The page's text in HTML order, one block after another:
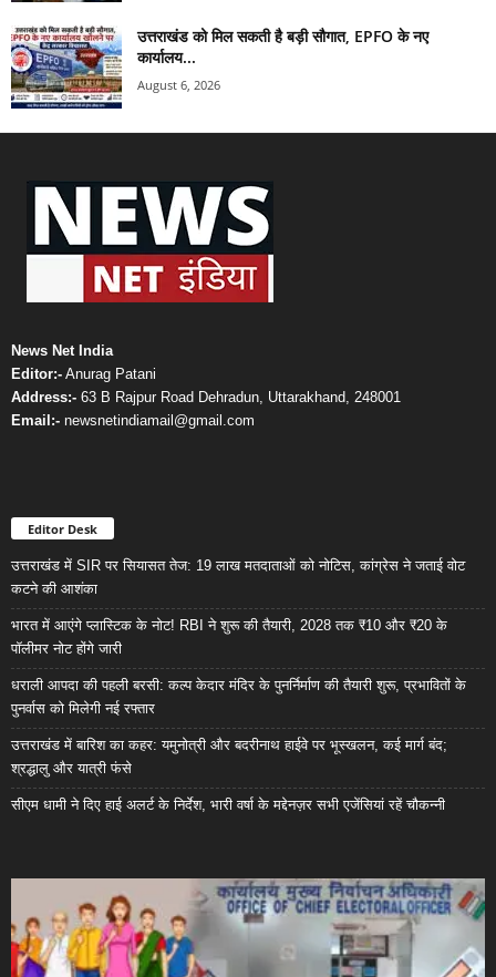
उत्तराखंड को मिल सकती है बड़ी सौगात, EPFO के नए
कार्यालय...
August 6, 2026
News Net India
Editor:- Anurag Patani
Address:- 63 B Rajpur Road Dehradun, Uttarakhand, 248001
Email:- newsnetindiamail@gmail.com
Editor Desk
उत्तराखंड में SIR पर सियासत तेज: 19 लाख मतदाताओं को नोटिस, कांग्रेस ने जताई वोट
कटने की आशंका
भारत में आएंगे प्लास्टिक के नोट! RBI ने शुरू की तैयारी, 2028 तक ₹10 और ₹20 के
पॉलीमर नोट होंगे जारी
धराली आपदा की पहली बरसी: कल्प केदार मंदिर के पुनर्निर्माण की तैयारी शुरू, प्रभावितों के
पुनर्वास को मिलेगी नई रफ्तार
उत्तराखंड में बारिश का कहर: यमुनोत्री और बदरीनाथ हाईवे पर भूस्खलन, कई मार्ग बंद;
श्रद्धालु और यात्री फंसे
सीएम धामी ने दिए हाई अलर्ट के निर्देश, भारी वर्षा के मद्देनज़र सभी एजेंसियां रहें चौकन्नी